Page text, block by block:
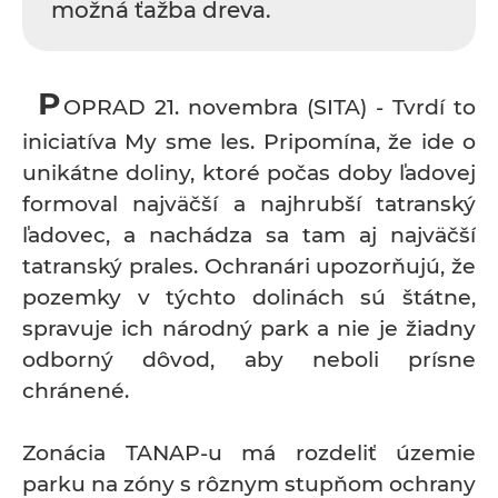
možná ťažba dreva.
POPRAD 21. novembra (SITA) - Tvrdí to
iniciatíva My sme les. Pripomína, že ide o
unikátne doliny, ktoré počas doby ľadovej
formoval najväčší a najhrubší tatranský
ľadovec, a nachádza sa tam aj najväčší
tatranský prales. Ochranári upozorňujú, že
pozemky v týchto dolinách sú štátne,
spravuje ich národný park a nie je žiadny
odborný dôvod, aby neboli prísne
chránené.
Zonácia TANAP-u má rozdeliť územie
parku na zóny s rôznym stupňom ochrany